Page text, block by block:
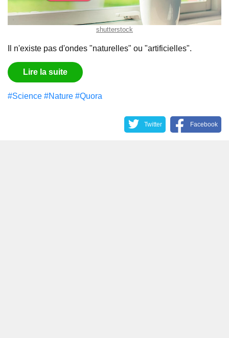
shutterstock
Il n'existe pas d'ondes "naturelles" ou "artificielles".
Lire la suite
#Science #Nature #Quora
Twitter Facebook